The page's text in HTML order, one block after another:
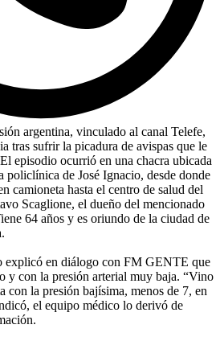
argentina, vinculado al canal Telefe,
tras sufrir la picadura de avispas que le
episodio ocurrió en una chacra ubicada
policlínica de José Ignacio, desde donde
camioneta hasta el centro de salud del
Scaglione, el dueño del mencionado
64 años y es oriundo de la ciudad de
explicó en diálogo con FM GENTE que
y con la presión arterial muy baja. “Vino
con la presión bajísima, menos de 7, en
el equipo médico lo derivó de